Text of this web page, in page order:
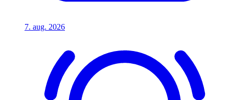
7. aug. 2026